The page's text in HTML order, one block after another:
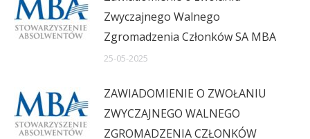
Zwyczajnego Walnego
Zgromadzenia Członków SA MBA
25-05-2025
ZAWIADOMIENIE O ZWOŁANIU
ZWYCZAJNEGO WALNEGO
ZGROMADZENIA CZŁONKÓW